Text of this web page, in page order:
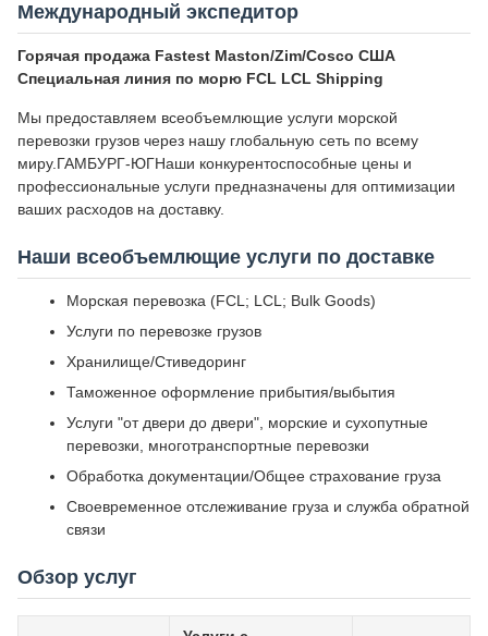
Международный экспедитор
Горячая продажа Fastest Maston/Zim/Cosco США
Специальная линия по морю FCL LCL Shipping
Мы предоставляем всеобъемлющие услуги морской
перевозки грузов через нашу глобальную сеть по всему
миру.ГАМБУРГ-ЮГНаши конкурентоспособные цены и
профессиональные услуги предназначены для оптимизации
ваших расходов на доставку.
Наши всеобъемлющие услуги по доставке
Морская перевозка (FCL; LCL; Bulk Goods)
Услуги по перевозке грузов
Хранилище/Стиведоринг
Таможенное оформление прибытия/выбытия
Услуги "от двери до двери", морские и сухопутные
перевозки, многотранспортные перевозки
Обработка документации/Общее страхование груза
Своевременное отслеживание груза и служба обратной
связи
Обзор услуг